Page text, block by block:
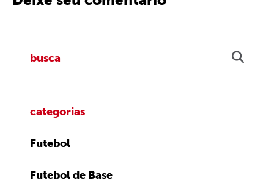
categorias
Futebol
Futebol de Base